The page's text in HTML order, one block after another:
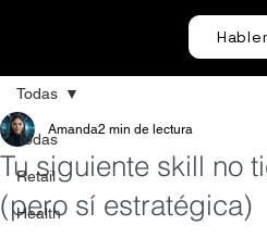
Todas
Retail
Health
Todas
Tu siguiente skill no
(pero sí estratégica)
Amanda2 min de lectura